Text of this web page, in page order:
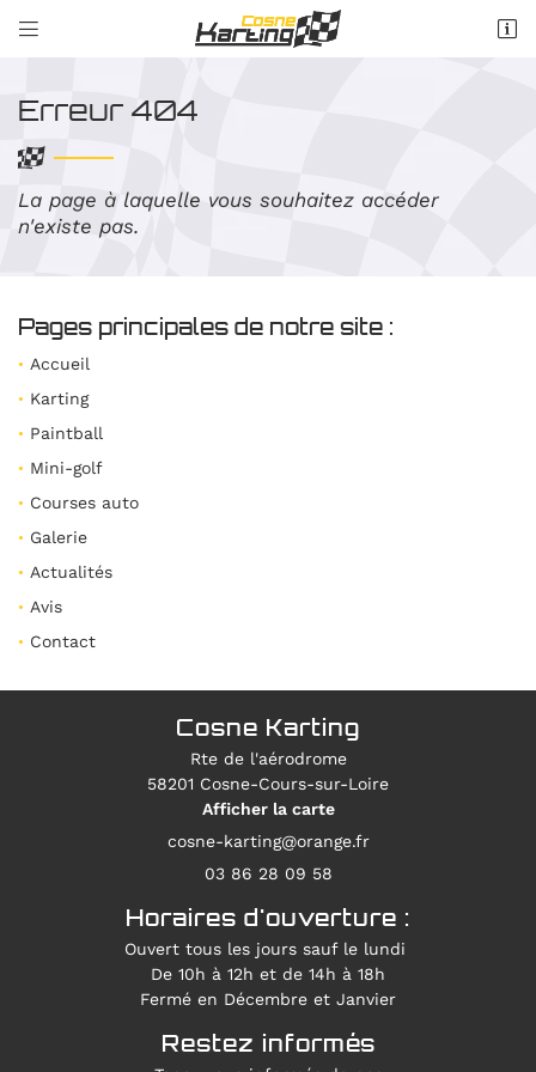

KARTING
PAINTBALL
MINI-GOLF

Restez
Rejoignez-
03 86 28 09 58
 Adresse email de réception
 Recopier le code ci-contre
Rafraîchir le captcha
En cochant cette case, vous consentez à recevoir nos propositions
INSCRIPTION
Erreur 404
La page à laquelle vous souhaitez accéder
n'existe pas.
Pages principales de notre site :
Accueil
Karting
Paintball
Mini-golf
Courses auto
Galerie
Actualités
Avis
Contact
Cosne Karting
Rte de l'aérodrome
58201 Cosne-Cours-sur-Loire
Afficher la carte
03 86 28 09 58
Horaires d'ouverture :
Ouvert tous les jours sauf le lundi
De 10h à 12h et de 14h à 18h
Fermé en Décembre et Janvier
Restez informés